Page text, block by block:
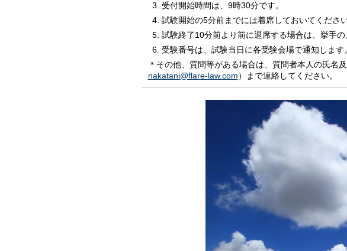
受付開始時間は、9時30分です。
試験開始の5分前までには着席しておいてください
試験終了10分前より前に退席する場合は、挙手
受験番号は、試験当日に各受験会場で通知します。
＊その他、質問等がある場合は、質問者本人の氏名
nakatani@flare-law.com）まで連絡してください。